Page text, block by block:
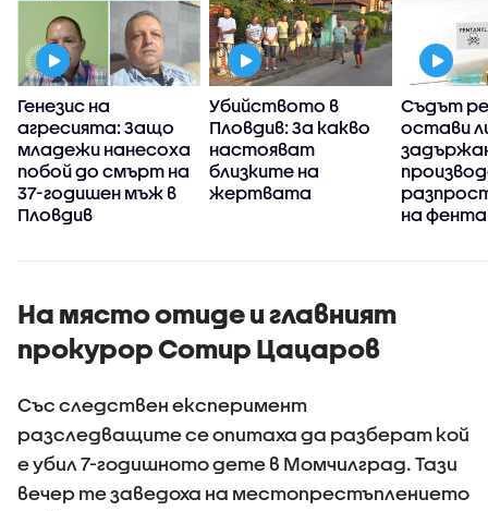
Генезис на
агресията: Защо
младежи нанесоха
побой до смърт на
37-годишен мъж в
Пловдив
Убийството в
Пловдив: За какво
настояват
близките на
жертвата
Съдът
остави
на
На място отиде и главният
прокурор Сотир Цацаров
Със следствен експеримент
разследващите се опитаха да разберат кой
е убил 7-годишното дете в Момчилград. Тази
вечер те заведоха на местопрестъплението